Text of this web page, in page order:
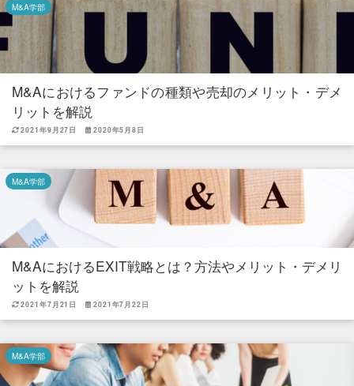
M&A学部
M&Aにおけるファンドの種類や売却のメリット・デメ
リットを解説
2021年9月27日 2020年5月8日
M&A学部
M&AにおけるEXIT戦略とは？方法やメリット・デメリ
ットを解説
2021年7月21日 2021年7月22日
M&A学部